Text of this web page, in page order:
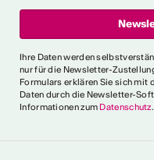
choreografische
urbaner Tanz
Espace Culture
Ihre Daten werden
nur für die Newsletter-
Formulars erklären Sie sich mit
Daten durch die Newsletter-
Informationen zum Datenschutz.